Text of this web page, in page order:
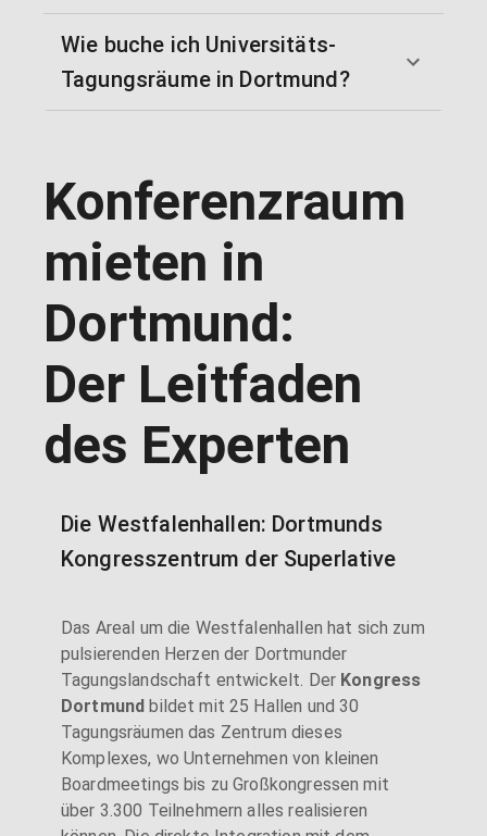
Wie buche ich Universitäts-
Tagungsräume in Dortmund?
Konferenzraum
mieten in
Dortmund:
Der Leitfaden
des Experten
Die Westfalenhallen: Dortmunds
Kongresszentrum der Superlative
Das Areal um die Westfalenhallen hat sich zum
pulsierenden Herzen der Dortmunder
Tagungslandschaft entwickelt. Der Kongress
Dortmund bildet mit 25 Hallen und 30
Tagungsräumen das Zentrum dieses
Komplexes, wo Unternehmen von kleinen
Boardmeetings bis zu Großkongressen mit
über 3.300 Teilnehmern alles realisieren